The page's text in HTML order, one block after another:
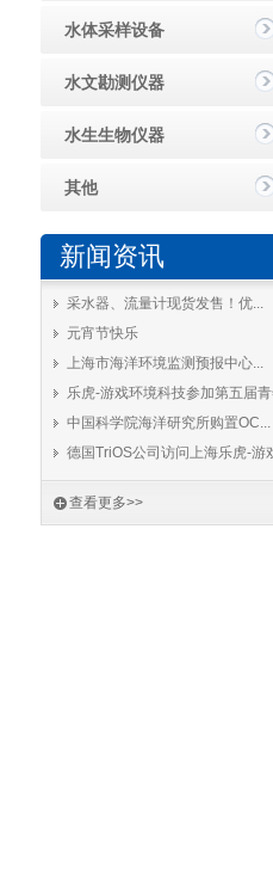
水体采样设备
水文勘测仪器
水生生物仪器
其他
新闻资讯
采水器、流量计现货发售！优...
元宵节快乐
上海市海洋环境监测预报中心...
乐虎-游戏环境科技参加第五届
中国科学院海洋研究所购置OC...
德国TriOS公司访问上海乐虎-游
查看更多>>